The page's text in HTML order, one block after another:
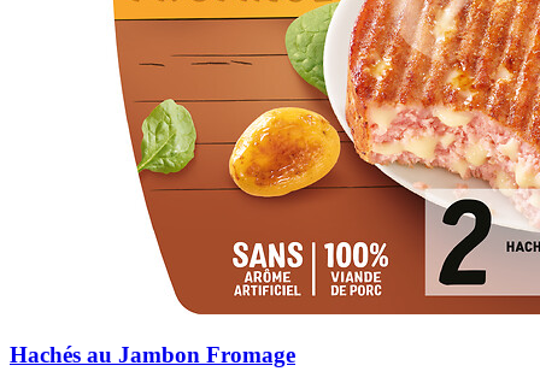
Hachés au Jambon Fromage